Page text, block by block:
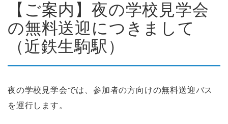
【ご案内】夜の学校見学会
の無料送迎につきまして
（近鉄生駒駅）
夜の学校見学会では、参加者の方向けの無料送迎バス
を運行します。